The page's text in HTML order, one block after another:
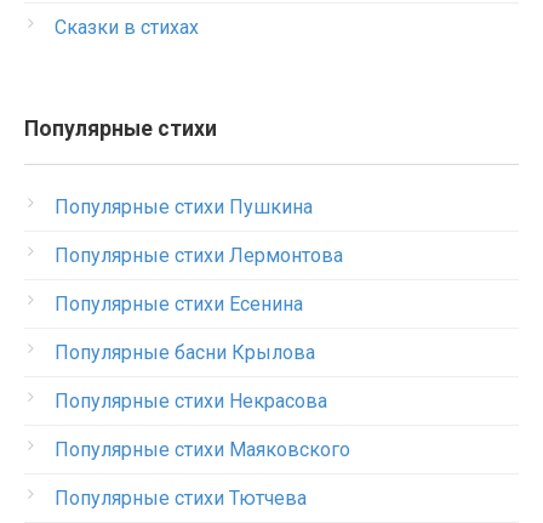
Сказки в стихах
Популярные стихи
Популярные стихи Пушкина
Популярные стихи Лермонтова
Популярные стихи Есенина
Популярные басни Крылова
Популярные стихи Некрасова
Популярные стихи Маяковского
Популярные стихи Тютчева